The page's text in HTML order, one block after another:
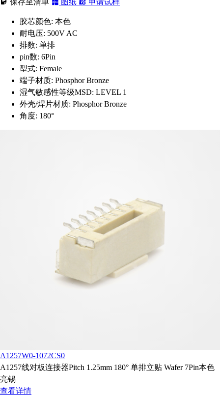
保存至清单
图纸 申请试样
胶芯颜色: 本色
耐电压: 500V AC
排数: 单排
pin数: 6Pin
型式: Female
端子材质: Phosphor Bronze
湿气敏感性等级MSD: LEVEL 1
外壳/焊片材质: Phosphor Bronze
角度: 180°
A1257W0-1072CS0
A1257线对板连接器Pitch 1.25mm 180° 单排立贴 Wafer 7Pin本色
亮锡
查看详情